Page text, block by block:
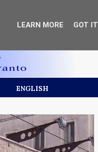
ENGLISH
LEARN MORE GOT IT